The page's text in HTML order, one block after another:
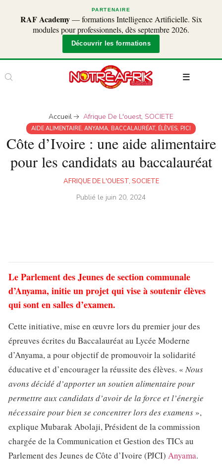
PARTENAIRE
RAF Academy— formations Intelligence Artificielle. Six
modules pour professionnels, dès septembre 2026.
Découvrir les formations
Accueil Afrique De L'ouest, SOCIETE
AIDE ALIMENTAIRE, ANYAMA, BACCALAURÉAT, ÉLÈVES, PJCI
Côte d’Ivoire : une aide alimentaire
pour les candidats au baccalauréat
AFRIQUE DE L'OUEST, SOCIETE
Publié le juin 20, 2024
Le Parlement des Jeunes de section communale
d’Anyama, initie un projet qui vise à soutenir élèves
qui sont en salles d’examen.
Cette initiative, mise en œuvre lors du premier jour des
épreuves écrites du Baccalauréat au Lycée Moderne
d’Anyama, a pour objectif de promouvoir la solidarité
éducative et d’encourager la réussite des élèves. « Nous
avons décidé d’apporter un soutien alimentaire pour
permettre aux candidats d’avoir de la force et l’énergie
nécessaire pour bien se concentrer lors des examens »,
explique Mubarak Abolaji, Président de la commission
chargée de la Communication et Gestion des TICs au
Parlement des Jeunes de Côte d’Ivoire (PJCI) Anyama.